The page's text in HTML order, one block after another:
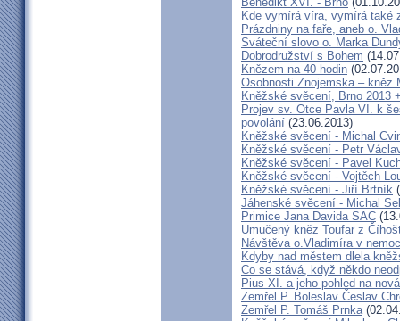
Kde vymírá víra, vymírá také
Prázdniny na faře, aneb o.
Sváteční slovo o. Marka
Dobrodružství s Bohem
Knězem na 40 hodin
Osobnosti Znojemska – kněz
Kněžské svěcení, Brno 2013
Projev sv. Otce Pavla VI. k
povolání (23.06.2013)
Kněžské svěcení - Michal
Kněžské svěcení - Petr
Kněžské svěcení - Pavel
Kněžské svěcení - Vojtěch
Kněžské svěcení - Jiří Brtník
Jáhenské svěcení - Michal
Primice Jana Davida SAC
Umučený kněz Toufar z
Návštěva o.Vladimíra v
Kdyby nad městem dlela
Co se stává, když někdo
Pius XI. a jeho pohled na
Zemřel P. Boleslav Česlav
Zemřel P. Tomáš Prnka